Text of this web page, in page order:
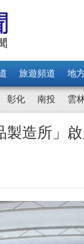
旅遊頻道 地
彰化 南投 雲
製造所」